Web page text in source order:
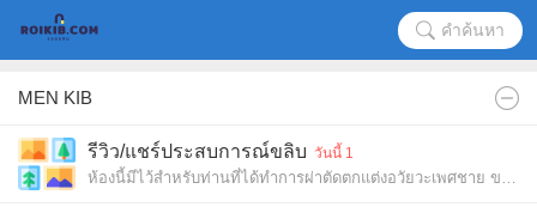
คำค้นหา
MEN KIB
รีวิว/แชร์ประสบการณ์ขลิบ วันนี้ 1
ห้องนี้มีไว้สำหรับท่านที่ได้ทำการผ่าตัดตกแต่งอวัยวะเพศชาย ขลิบ ตัดเส้นสองสลึ่ง ได้มาอวดผลงาน และรีวิวต่างๆ แนะนำสถานพยาบาล เพื่อเป็นประโยชน์ของผู้ที่สนใจขลิบอวัยวะเพศ